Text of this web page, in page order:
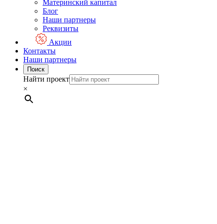
Материнский капитал
Блог
Наши партнеры
Реквизиты
Акции
Контакты
Наши партнеры
Поиск
Найти проект
×